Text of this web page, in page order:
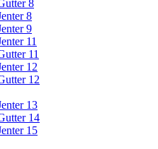
8
8
9
11
11
12
12
13
14
15